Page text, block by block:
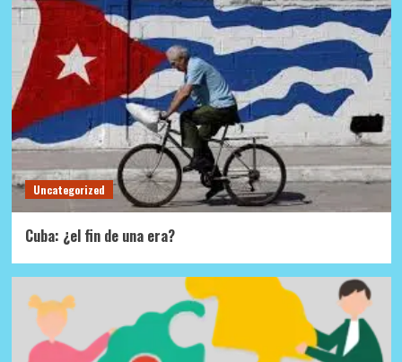
Uncategorized
Cuba: ¿el fin de una era?